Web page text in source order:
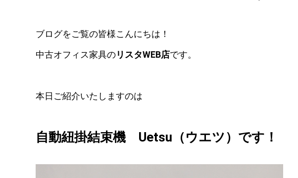
ブログをご覧の皆様こんにちは！
中古オフィス家具のリスタWEB店です。
本日ご紹介いたしますのは
自動紐掛結束機 Uetsu（ウエツ）です！